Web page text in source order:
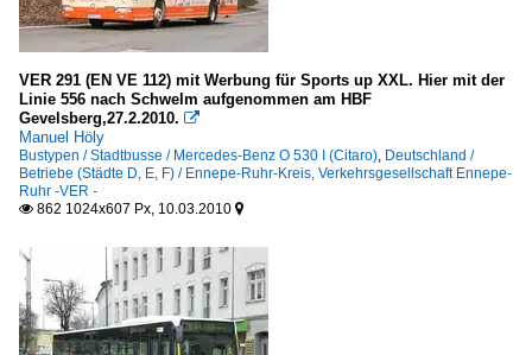
VER 291 (EN VE 112) mit Werbung für Sports up XXL. Hier mit der
Linie 556 nach Schwelm aufgenommen am HBF
Gevelsberg,27.2.2010. 
Manuel Höly
Bustypen / Stadtbusse / Mercedes-Benz O 530 I (Citaro), Deutschland /
Betriebe (Städte D, E, F) / Ennepe-Ruhr-Kreis, Verkehrsgesellschaft Ennepe-
Ruhr -VER -
 862 1024x607 Px, 10.03.2010 